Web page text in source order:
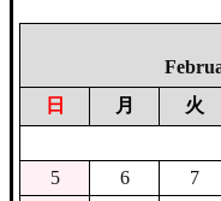
日
月 火
5
6 7